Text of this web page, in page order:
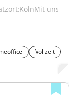
uns
Vollzeit